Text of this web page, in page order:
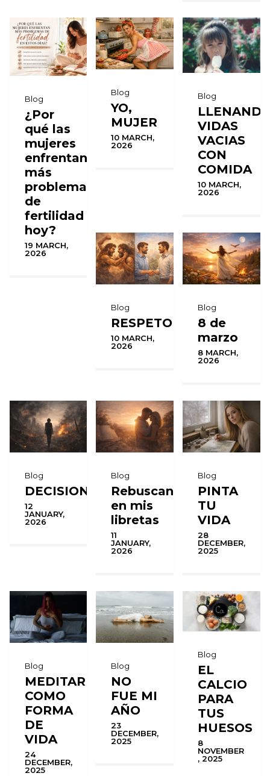
Blog
¿Por
qué las
mujeres
enfrentan
más
problemas
de
fertilidad
hoy?
19 MARCH,
2026
Blog
YO,
MUJER
10 MARCH,
2026
Blog
VIDAS
VACIAS
CON
COMIDA
10 MARCH,
2026
Blog
RESPETO
10 MARCH,
2026
Blog
8 de
marzo
8 MARCH,
2026
Blog
DECISIONES
12
JANUARY,
2026
Blog
Rebuscando
en mis
libretas
11
JANUARY,
2026
Blog
PINTA
TU
VIDA
28
DECEMBER,
2025
Blog
MEDITAR
COMO
FORMA
DE
VIDA
24
DECEMBER,
2025
Blog
NO
FUE MI
AÑO
23
DECEMBER,
2025
Blog
EL
CALCIO
PARA
TUS
HUESOS
8
NOVEMBER
, 2025